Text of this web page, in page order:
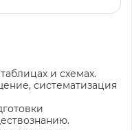
и схемах.
систематизация